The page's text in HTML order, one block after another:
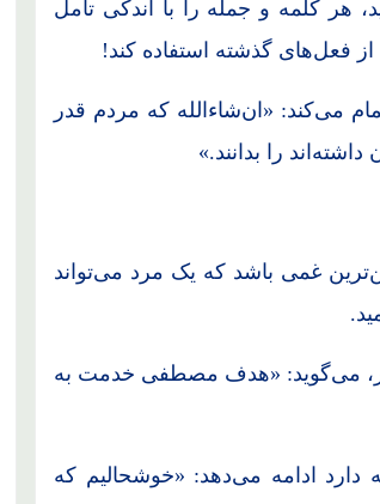
هر کلمه و جمله را با اندکی تأمل
فعل‌های گذشته استفاده کند!
«ان‌شاءالله که مردم قدر
را بدانند.»
غمی باشد که یک مرد می‌تواند
می‌گوید: «هدف مصطفی خدمت به
ادامه می‌دهد: «خوشحالیم که